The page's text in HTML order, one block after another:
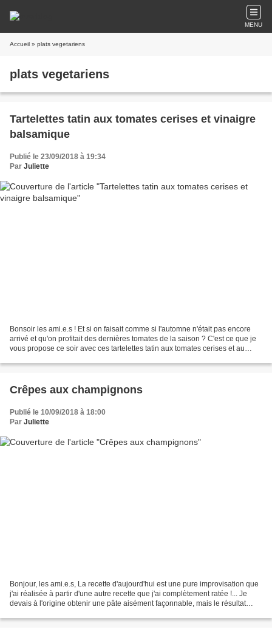
MENU
Accueil » plats vegetariens
plats vegetariens
Tartelettes tatin aux tomates cerises et vinaigre
balsamique
Publié le 23/09/2018 à 19:34
Par Juliette
Bonsoir les ami.e.s ! Et si on faisait comme si l'automne n'était pas encore
arrivé et qu'on profitait des dernières tomates de la saison ? C'est ce que je
vous propose ce soir avec ces tartelettes tatin aux tomates cerises et au
Crêpes aux champignons
Publié le 10/09/2018 à 18:00
Par Juliette
Bonjour, les ami.e.s, La recette d'aujourd'hui est une pure improvisation que
j'ai réalisée à partir d'une autre recette que j'ai complètement ratée !... Je
devais à l'origine obtenir une pâte aisément façonnable, mais le résultat